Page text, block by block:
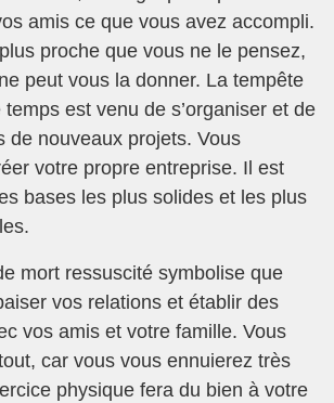
amis ce que vous avez accompli.
proche que vous ne le pensez,
peut vous la donner. La tempête
est venu de s’organiser et de
de nouveaux projets. Vous
votre propre entreprise. Il est
bases les plus solides et les plus
mort ressuscité symbolise que
vos relations et établir des
vos amis et votre famille. Vous
car vous vous ennuierez très
physique fera du bien à votre